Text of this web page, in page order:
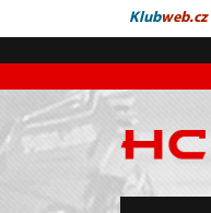
Klubweb.cz